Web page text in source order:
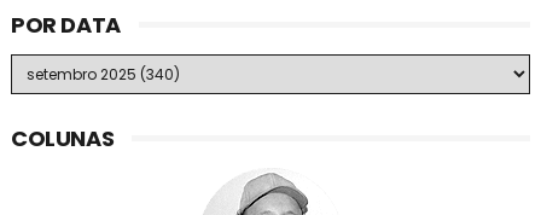
POR DATA
COLUNAS